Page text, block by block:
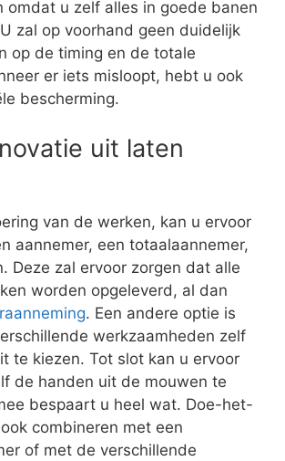
omdat u zelf alles in goede banen
zal op voorhand geen duidelijk
op de timing en de totale
er iets misloopt, hebt u ook
bescherming.
uit laten
van de werken, kan u ervoor
aannemer, een totaalaannemer,
Deze zal ervoor zorgen dat alle
worden opgeleverd, al dan
. Een andere optie is
werkzaamheden zelf
te kiezen. Tot slot kan u ervoor
de handen uit de mouwen te
bespaart u heel wat. Doe-het-
combineren met een
of met de verschillende